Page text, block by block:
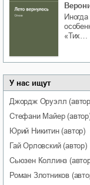
«Тих…
У нас ищут
Джордж Оруэлл
Стефани Майер
Юрий Никитин(автор)
Гай Орловский(автор)
Сьюзен Коллинз
Роман Злотников